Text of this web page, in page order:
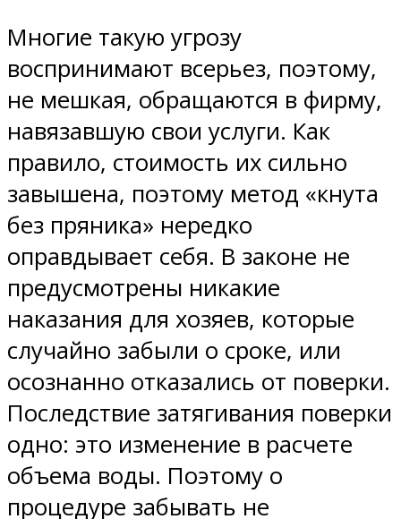
Многие такую угрозу
воспринимают всерьез, поэтому,
не мешкая, обращаются в фирму,
навязавшую свои услуги. Как
правило, стоимость их сильно
завышена, поэтому метод «кнута
без пряника» нередко
оправдывает себя. В законе не
предусмотрены никакие
наказания для хозяев, которые
случайно забыли о сроке, или
осознанно отказались от поверки.
Последствие затягивания поверки
одно: это изменение в расчете
объема воды. Поэтому о
процедуре забывать не